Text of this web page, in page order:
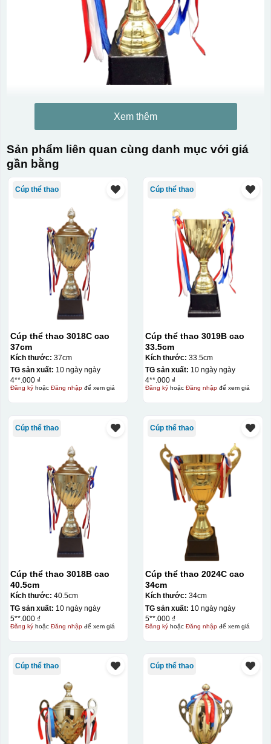
Xem thêm
Sản phẩm liên quan cùng danh mục với giá
gần bằng
Cúp thể thao
Cúp thể thao 3018C cao
37cm
Kích thước: 37cm
TG sản xuất: 10 ngày ngày
4**.000 ₫
Đăng kýhoặc Đăng nhậpđể xem giá
Cúp thể thao
Cúp thể thao 3019B cao
33.5cm
Kích thước: 33.5cm
TG sản xuất: 10 ngày ngày
4**.000 ₫
Đăng kýhoặc Đăng nhậpđể xem giá
Cúp thể thao
Cúp thể thao 3018B cao
40.5cm
Kích thước: 40.5cm
TG sản xuất: 10 ngày ngày
5**.000 ₫
Đăng kýhoặc Đăng nhậpđể xem giá
Cúp thể thao
Cúp thể thao 2024C cao
34cm
Kích thước: 34cm
TG sản xuất: 10 ngày ngày
5**.000 ₫
Đăng kýhoặc Đăng nhậpđể xem giá
Cúp thể thao Cúp thể thao